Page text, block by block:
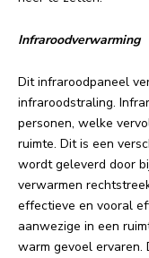
Infraroodverwarming
Dit infraroodpaneel
infraroodstraling.
personen, welke
ruimte. Dit is een
wordt geleverd door
verwarmen
effectieve en vooral
aanwezige in een
warm gevoel ervaren.